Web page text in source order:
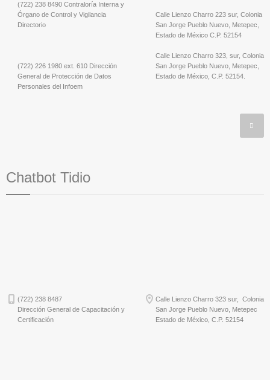
(722) 238 8490 Contraloría Interna y
Órgano de Control y Vigilancia
Directorio
(722) 226 1980 ext. 610 Dirección
General de Protección de Datos
Personales del Infoem
Calle Lienzo Charro 223 sur, Colonia
San Jorge Pueblo Nuevo, Metepec,
Estado de México C.P. 52154
Calle Lienzo Charro 323, sur, Colonia
San Jorge Pueblo Nuevo, Metepec,
Estado de México, C.P. 52154.
Chatbot Tidio
(722) 238 8487
Dirección General de Capacitación y
Certificación
Calle Lienzo Charro 323 sur, Colonia
San Jorge Pueblo Nuevo, Metepec
Estado de México, C.P. 52154